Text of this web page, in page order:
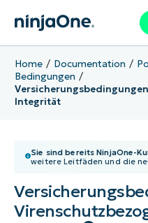
Home Documentation
Bedingungen
Integrität
Sie sind bereits NinjaOne-
weitere Leitfäden und die